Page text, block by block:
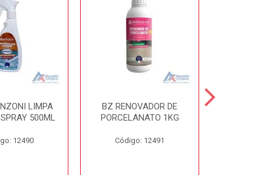
LIMPA
500ML
12490
BZ RENOVADOR DE
PORCELANATO 1KG
Código: 12491